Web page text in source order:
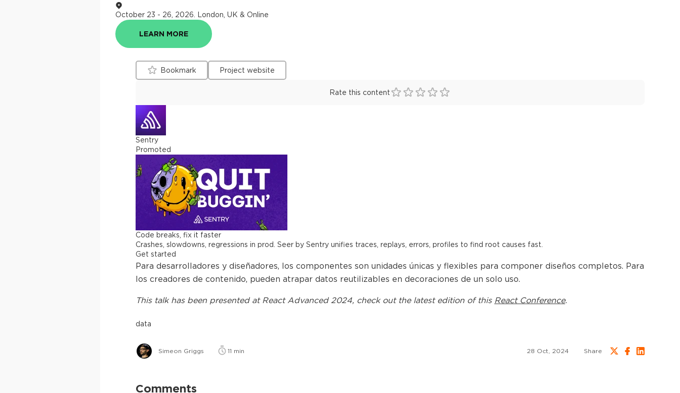
October 23 - 26, 2026 London, UK & Online
LEARN MORE
Bookmark Project website
Rate this content
Sentry
Promoted
Code breaks, fix it faster
Crashes, slowdowns, regressions in prod. Seer by Sentry unifies traces, replays, errors, profiles to find root causes fast.
Get started
Para desarrolladores y diseñadores, los componentes son unidades únicas y flexibles para componer diseños completos. Para
los creadores de contenido, pueden atrapar datos reutilizables en decoraciones de un solo uso.
This talkhas been presented at React Advanced 2024, check out the latest edition of this React Conference.
data
Simeon Griggs 11 min 28 Oct, 2024 Share
Comments